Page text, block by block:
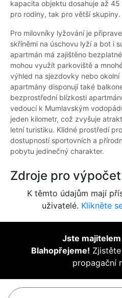
kapacita objektu dosahuje až
pro rodiny, tak pro větší skupiny.
Pro milovníky lyžování je
skříněmi na úschovu lyží a bot i
apartmán má zajištěno
mohou využít parkoviště a
výhled na sjezdovky nebo
apartmány disponují také
bezprostřední blízkosti
vedoucí k Mumlavským
jeden kilometr, což zvyšuje
letní turistiku. Klidné prostředí
dostupností sportovních a
pobytu jedinečný charakter.
Zdroje pro
K těmto údajům mají
uživatelé. Klikněte
Jste
Blahopřejeme!
propagační